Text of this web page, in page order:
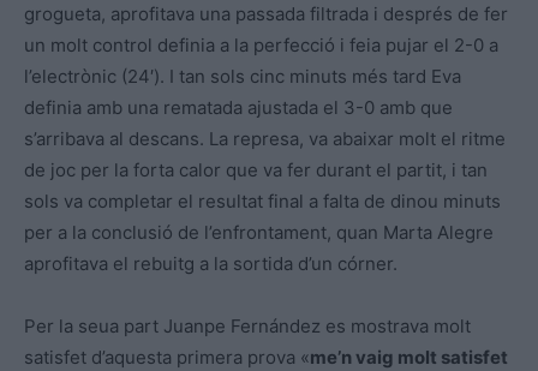
grogueta, aprofitava una passada filtrada i després de fer
un molt control definia a la perfecció i feia pujar el 2-0 a
l’electrònic (24′). I tan sols cinc minuts més tard Eva
definia amb una rematada ajustada el 3-0 amb que
s’arribava al descans. La represa, va abaixar molt el ritme
de joc per la forta calor que va fer durant el partit, i tan
sols va completar el resultat final a falta de dinou minuts
per a la conclusió de l’enfrontament, quan Marta Alegre
aprofitava el rebuitg a la sortida d’un córner.
Per la seua part Juanpe Fernández es mostrava molt
satisfet d’aquesta primera prova «me’n vaig molt satisfet